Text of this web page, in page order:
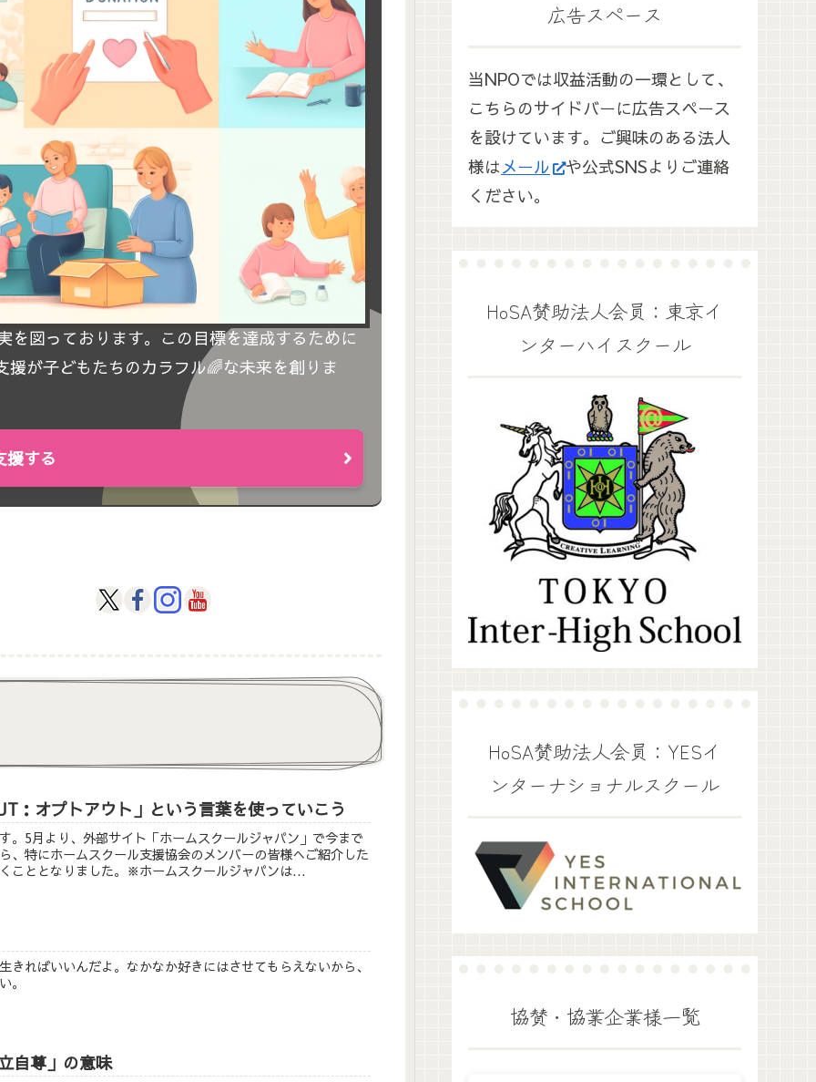
図っております。この目標を達成するために
が子どもたちのカラフル🌈な未来を創りま
援する
：オプトアウト」という言葉を使っていこう
。5月より、外部サイト「ホームスクールジャパン」で今まで
、特にホームスクール支援協会のメンバーの皆様へご紹介した
こととなりました。※ホームスクールジャパンは...
きればいいんだよ。なかなか好きにはさせてもらえないから、
。
自尊」の意味
広告スペース
当NPOでは収益活動の一環として、
こちらのサイドバーに広告スペース
を設けています。ご興味のある法人
様はメール
や公式SNSよりご連絡
ください。
HoSA賛助法人会員：東京イ
ンターハイスクール
HoSA賛助法人会員：YESイ
ンターナショナルスクール
協賛・協業企業様一覧